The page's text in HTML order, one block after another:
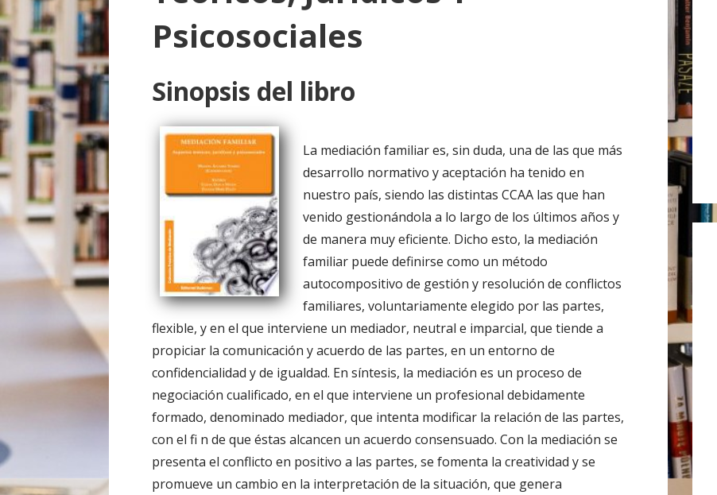
o
Psicosociales
Sinopsis del libro
La mediación familiar es, sin duda, una de las que más
desarrollo normativo y aceptación ha tenido en
nuestro país, siendo las distintas CCAA las que han
venido gestionándola a lo largo de los últimos años y
de manera muy eficiente. Dicho esto, la mediación
familiar puede definirse como un método
autocompositivo de gestión y resolución de conflictos
familiares, voluntariamente elegido por las partes,
flexible, y en el que interviene un mediador, neutral e imparcial, que tiende a
propiciar la comunicación y acuerdo de las partes, en un entorno de
confidencialidad y de igualdad. En síntesis, la mediación es un proceso de
negociación cualificado, en el que interviene un profesional debidamente
formado, denominado mediador, que intenta modificar la relación de las partes,
con el fi n de que éstas alcancen un acuerdo consensuado. Con la mediación se
presenta el conflicto en positivo a las partes, se fomenta la creatividad y se
promueve un cambio en la interpretación de la situación, que genera